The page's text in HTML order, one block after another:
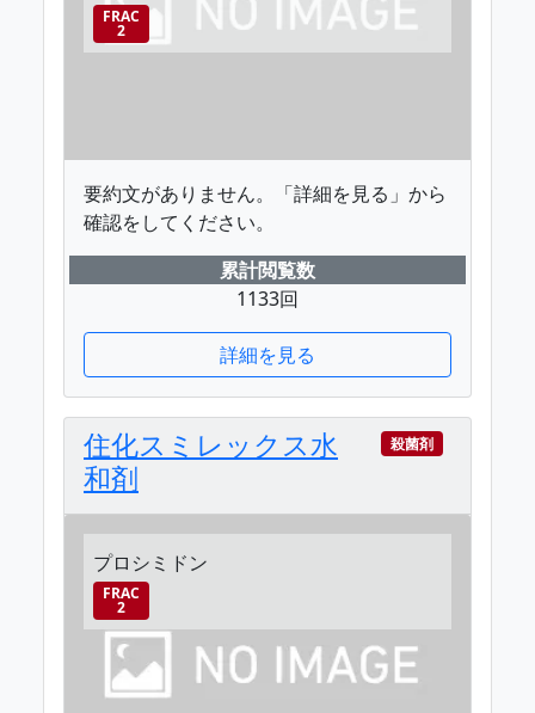
FRAC
2
要約文がありません。「詳細を見る」から
確認をしてください。
累計閲覧数
1133回
詳細を見る
住化スミレックス水
和剤
殺菌剤
プロシミドン
FRAC
2